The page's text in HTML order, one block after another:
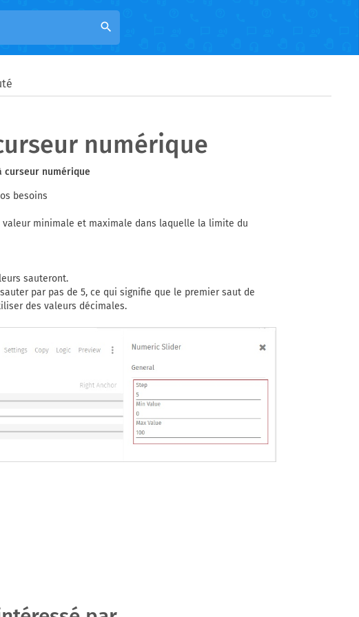
search
numérique
curseur numérique
besoins
valeur minimale et maximale dans laquelle la limite du
sauteront.
par pas de 5, ce qui signifie que le premier saut de
des valeurs décimales.